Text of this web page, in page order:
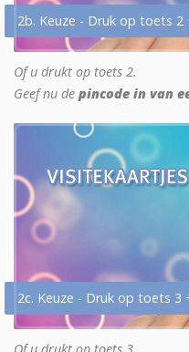
2b. Keuze - Druk op toets 2
Of u drukt op toets 2.
Geef nu de pincode in van
2c. Keuze - Druk op toets 3